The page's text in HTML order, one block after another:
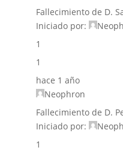
Fallecimiento de D.
Iniciado por:
1
1
hace 1 año
Neophron
Fallecimiento de D.
Iniciado por:
1